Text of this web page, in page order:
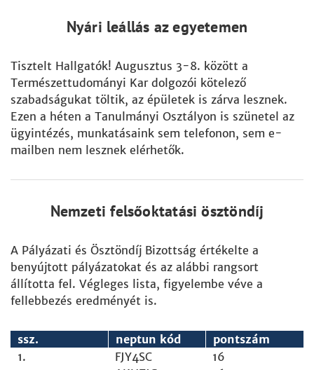
Nyári leállás az egyetemen
Tisztelt Hallgatók! Augusztus 3-8. között a
Természettudományi Kar dolgozói kötelező
szabadságukat töltik, az épületek is zárva lesznek.
Ezen a héten a Tanulmányi Osztályon is szünetel az
ügyintézés, munkatásaink sem telefonon, sem e-
mailben nem lesznek elérhetők.
Nemzeti felsőoktatási ösztöndíj
A Pályázati és Ösztöndíj Bizottság értékelte a
benyújtott pályázatokat és az alábbi rangsort
állította fel. Végleges lista, figyelembe véve a
fellebbezés eredményét is.
ssz. neptun kód
pontszám
1.
FJY4SC
16